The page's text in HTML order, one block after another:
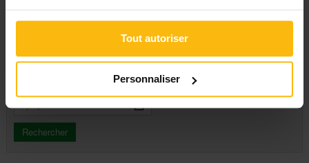
Tout autoriser
Personnaliser
Santé
Santé mentale
Tous
Ciné-débat
Colloque
Webinaire
Exposition, Salon
Journée d'étude
Journée d'information